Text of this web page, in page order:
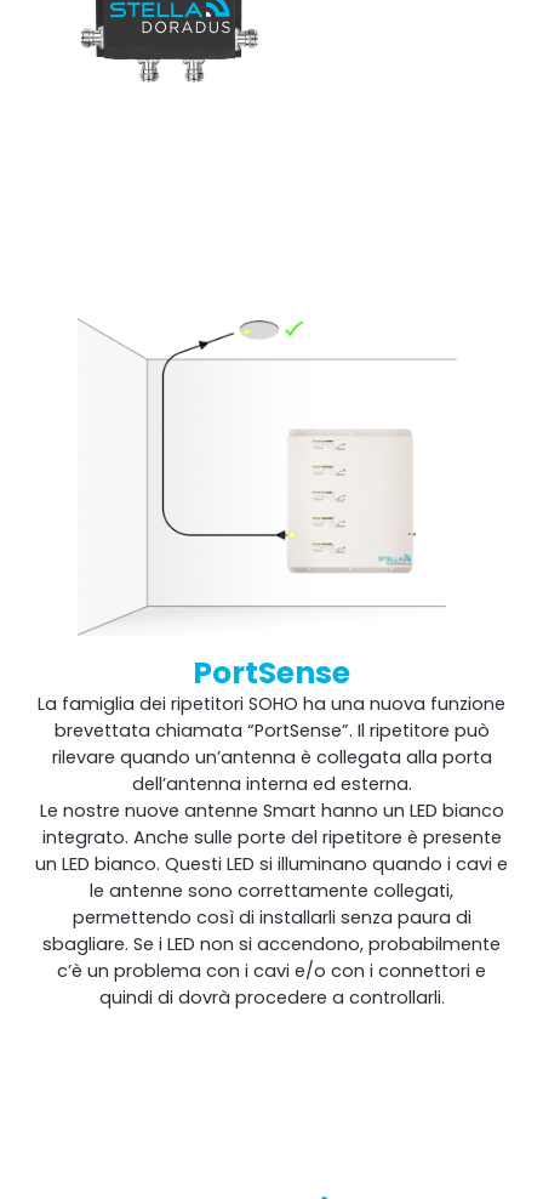
PortSense
La famiglia dei ripetitori SOHO ha una nuova funzione
brevettata chiamata “PortSense”. Il ripetitore può
rilevare quando un’antenna è collegata alla porta
dell’antenna interna ed esterna.
Le nostre nuove antenne Smart hanno un LED bianco
integrato. Anche sulle porte del ripetitore è presente
un LED bianco. Questi LED si illuminano quando i cavi e
le antenne sono correttamente collegati,
permettendo così di installarli senza paura di
sbagliare. Se i LED non si accendono, probabilmente
c’è un problema con i cavi e/o con i connettori e
quindi di dovrà procedere a controllarli.